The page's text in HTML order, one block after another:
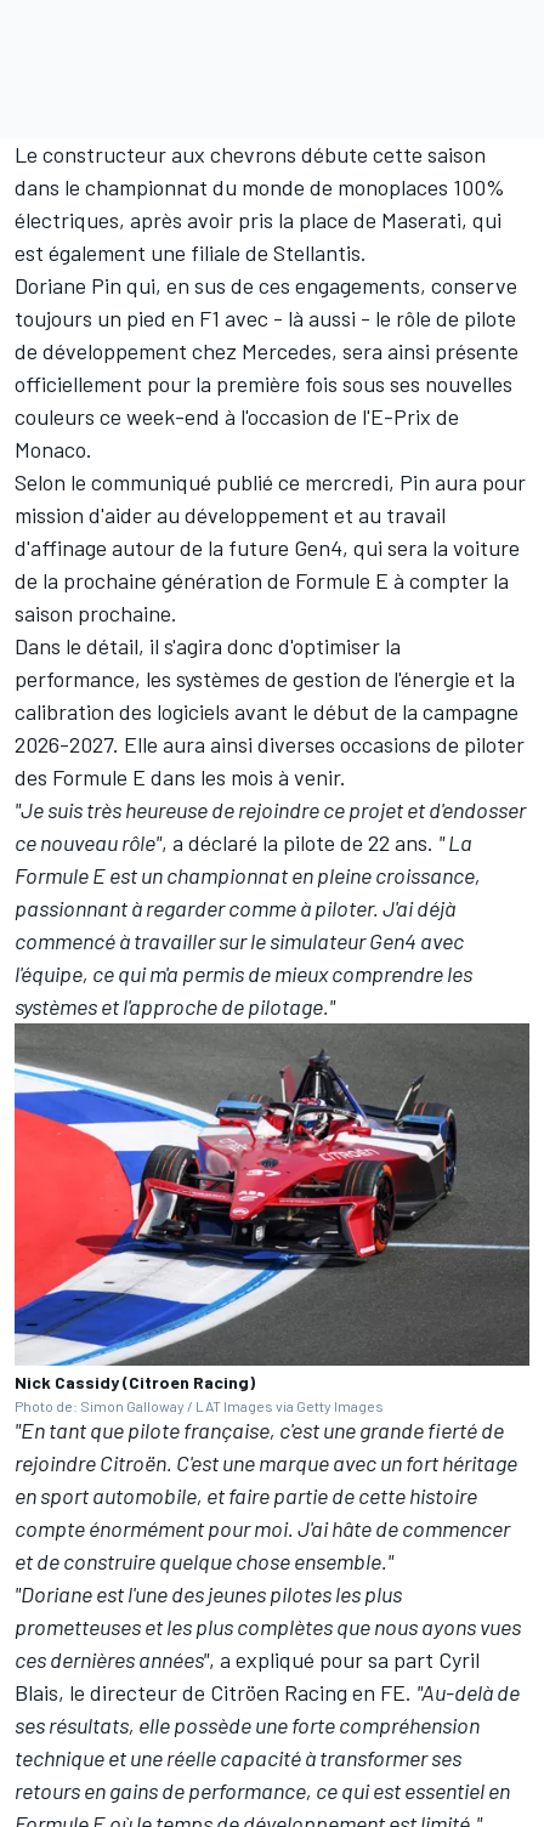
Le constructeur aux chevrons débute cette saison
dans le championnat du monde de monoplaces 100%
électriques, après avoir pris la place de Maserati, qui
est également une filiale de Stellantis.
Doriane Pin qui, en sus de ces engagements, conserve
toujours un pied en F1 avec - là aussi - le rôle de pilote
de développement chez Mercedes, sera ainsi présente
officiellement pour la première fois sous ses nouvelles
couleurs ce week-end à l'occasion de l'E-Prix de
Monaco.
Selon le communiqué publié ce mercredi, Pin aura pour
mission d'aider au développement et au travail
d'affinage autour de la future Gen4, qui sera la voiture
de la prochaine génération de Formule E à compter la
saison prochaine.
Dans le détail, il s'agira donc d'optimiser la
performance, les systèmes de gestion de l'énergie et la
calibration des logiciels avant le début de la campagne
2026-2027. Elle aura ainsi diverses occasions de piloter
des Formule E dans les mois à venir.
"Je suis très heureuse de rejoindre ce projet et d'endosser
ce nouveau rôle", a déclaré la pilote de 22 ans. " La
Formule E est un championnat en pleine croissance,
passionnant à regarder comme à piloter. J'ai déjà
commencé à travailler sur le simulateur Gen4 avec
l'équipe, ce qui m'a permis de mieux comprendre les
systèmes et l'approche de pilotage."
Nick Cassidy (Citroen Racing)
Photo de: Simon Galloway / LAT Images via Getty Images
"En tant que pilote française, c'est une grande fierté de
rejoindre Citroën. C'est une marque avec un fort héritage
en sport automobile, et faire partie de cette histoire
compte énormément pour moi. J'ai hâte de commencer
et de construire quelque chose ensemble."
"Doriane est l'une des jeunes pilotes les plus
prometteuses et les plus complètes que nous ayons vues
ces dernières années", a expliqué pour sa part Cyril
Blais, le directeur de Citröen Racing en FE. "Au-delà de
ses résultats, elle possède une forte compréhension
technique et une réelle capacité à transformer ses
retours en gains de performance, ce qui est essentiel en